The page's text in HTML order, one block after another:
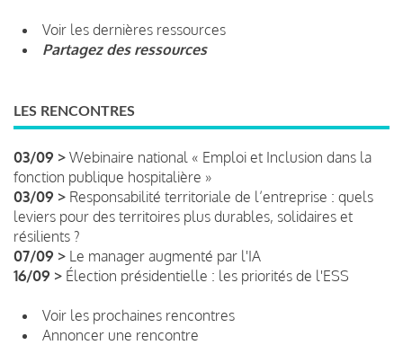
Voir les dernières ressources
Partagez des ressources
LES RENCONTRES
03/09 > Webinaire national « Emploi et Inclusion dans la
fonction publique hospitalière »
03/09 > Responsabilité territoriale de l’entreprise : quels
leviers pour des territoires plus durables, solidaires et
résilients ?
07/09 > Le manager augmenté par l'IA
16/09 > Élection présidentielle : les priorités de l'ESS
Voir les prochaines rencontres
Annoncer une rencontre